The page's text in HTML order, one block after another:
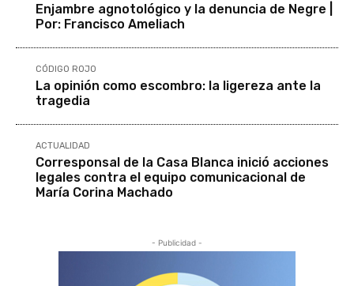
Enjambre agnotológico y la denuncia de Negre |
Por: Francisco Ameliach
CÓDIGO ROJO
La opinión como escombro: la ligereza ante la
tragedia
ACTUALIDAD
Corresponsal de la Casa Blanca inició acciones
legales contra el equipo comunicacional de
María Corina Machado
- Publicidad -